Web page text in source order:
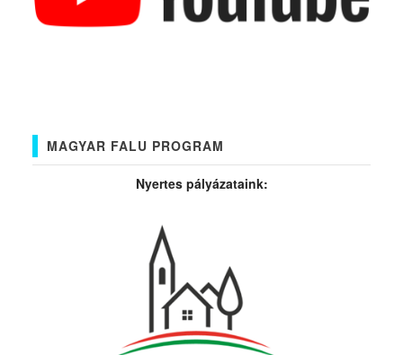
MAGYAR FALU PROGRAM
Nyertes pályázataink: